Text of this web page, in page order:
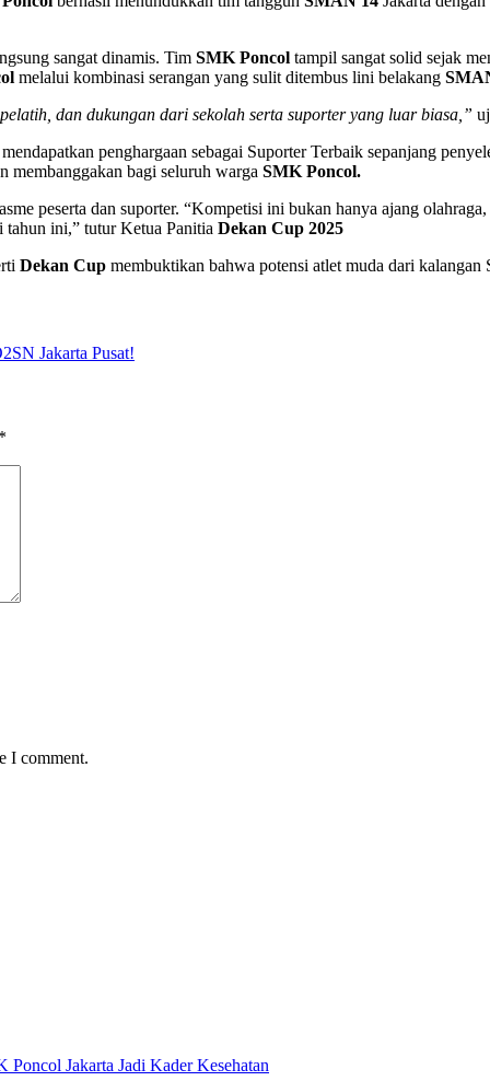
sangat dinamis. Tim SMK Poncol tampil sangat solid sejak
melalui kombinasi serangan yang sulit ditembus lini belakang
dan dukungan dari sekolah serta suporter yang luar biasa,”
penghargaan sebagai Suporter Terbaik sepanjang
membanggakan bagi seluruh warga SMK Poncol.
peserta dan suporter. “Kompetisi ini bukan hanya ajang
ini,” tutur Ketua Panitia Dekan Cup 2025
Dekan Cup membuktikan bahwa potensi atlet muda dari
Jakarta Pusat!
I comment.
Poncol Jakarta Jadi Kader Kesehatan